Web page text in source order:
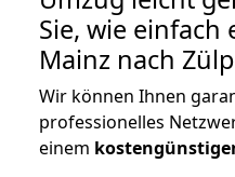
Sie, wie einfach
Mainz nach
Wir können Ihnen
professionelles
einem